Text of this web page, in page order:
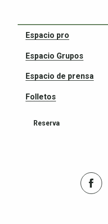
Reserva
Espacio pro
Espacio Grupos
Espacio de prensa
Folletos